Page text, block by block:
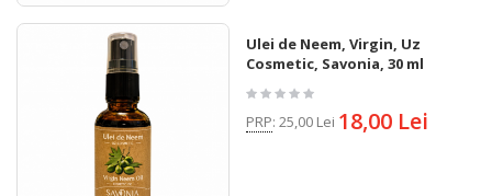
Ulei de Neem, Virgin, Uz
Cosmetic, Savonia, 30 ml
PRP: 25,00 Lei 18,00 Lei